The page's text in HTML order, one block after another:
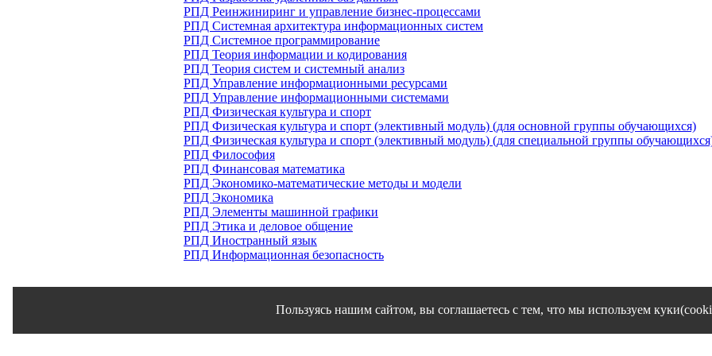
РПД Реинжиниринг и управление бизнес-процессами
РПД Системная архитектура информационных систем
РПД Системное программирование
РПД Теория информации и кодирования
РПД Теория систем и системный анализ
РПД Управление информационными ресурсами
РПД Управление информационными системами
РПД Физическая культура и спорт
РПД Физическая культура и спорт (элективный модуль) (для основной группы обучающихся)
РПД Физическая культура и спорт (элективный модуль) (для специальной группы
РПД Философия
РПД Финансовая математика
РПД Экономико-математические методы и модели
РПД Экономика
РПД Элементы машинной графики
РПД Этика и деловое общение
РПД Иностранный язык
РПД Информационная безопасность
Пользуясь нашим сайтом, вы соглашаетесь с тем, что мы используем